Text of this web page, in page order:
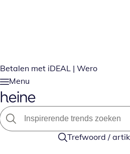
Betalen met iDEAL | Wero
Menu
Trefwoord /